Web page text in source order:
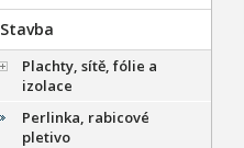
Stavba
Plachty, sítě, fólie a
izolace
Perlinka, rabicové
pletivo